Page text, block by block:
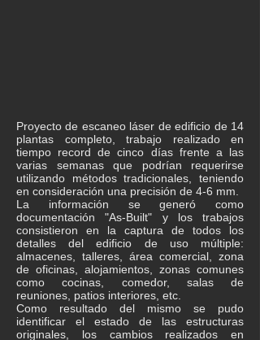
Proyecto de escaneo láser de edificio de 14
plantas completo, trabajo realizado en
tiempo record de cinco días frente a las
varias semanas que podrían requerirse
utilizando métodos tradicionales, teniendo
en consideración una precisión de 4-6 mm.
La información se generó como
documentación "As-Built" y los trabajos
consistieron en la captura de todos los
detalles del edificio de uso múltiple:
almacenes, talleres, área comercial, zona
de oficinas, alojamientos, zonas comunes
como cocinas, comedor, salas de
reuniones, patios interiores, etc.
Como resultado del mismo se pudo
identificar el estado de las estructuras
originales, los cambios realizados en